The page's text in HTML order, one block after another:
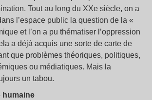
Tout au long du XXe siècle, on a
l’espace public la question de la «
et l’on a pu thématiser l’oppression
a déjà acquis une sorte de carte de
que problèmes théoriques, politiques,
ou médiatiques. Mais la
un tabou.
humaine